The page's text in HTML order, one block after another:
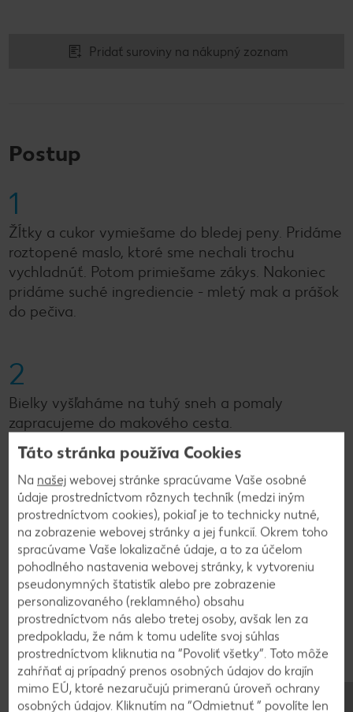
Pridať suroviny na nákupný zoznam
Postup
1
Žĺtky a cukor vymiešame do bledej peny. Pridáme
roztopené maslo, ktoré sme nechali trochu
vychladnúť. Potom primiešame zákys. Nakoniec
pridáme suché ingrediencie - mletý mak a prášok
do pečiva.
2
Bielky vyšľaháme na tuhý sneh a pomaly
zapracujeme do makového cesta.
3
Dve formy na pečenie vystelieme papierom na
pečenie. Cesto rovnomerne rozdelíme a dáme
piecť. Pečieme pri 180 °C približne 30-40 minút.
Skontrolujeme špáratkom.
4
Korpusy necháme vychladnúť.
Táto stránka používa Cookies
Na našej webovej stránke spracúvame Vaše osobné
údaje prostredníctvom rôznych techník (medzi iným
prostredníctvom cookies), pokiaľ je to technicky nutné,
na zobrazenie webovej stránky a jej funkcií. Okrem toho
spracúvame Vaše lokalizačné údaje, a to za účelom
pohodlného nastavenia webovej stránky, k vytvoreniu
pseudonymných štatistík alebo pre zobrazenie
personalizovaného (reklamného) obsahu
prostredníctvom nás alebo tretej osoby, avšak len za
predpokladu, že nám k tomu udelíte svoj súhlas
prostredníctvom kliknutia na “Povoliť všetky”. Toto môže
zahŕňať aj prípadný prenos osobných údajov do krajín
mimo EÚ, ktoré nezaručujú primeranú úroveň ochrany
osobných údajov. Kliknutím na “Odmietnuť ” povolíte len